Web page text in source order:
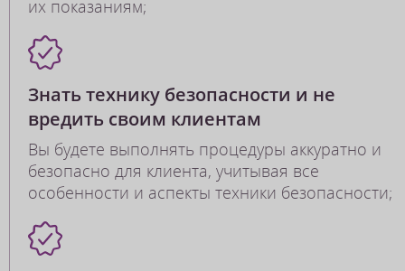
их показаниям;
Знать технику безопасности и не
вредить своим клиентам
Вы будете выполнять процедуры аккуратно и
безопасно для клиента, учитывая все
особенности и аспекты техники безопасности;